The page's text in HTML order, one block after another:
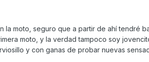
la moto, seguro que a partir de ahí tendré
moto, y la verdad tampoco soy
y con ganas de probar nuevas